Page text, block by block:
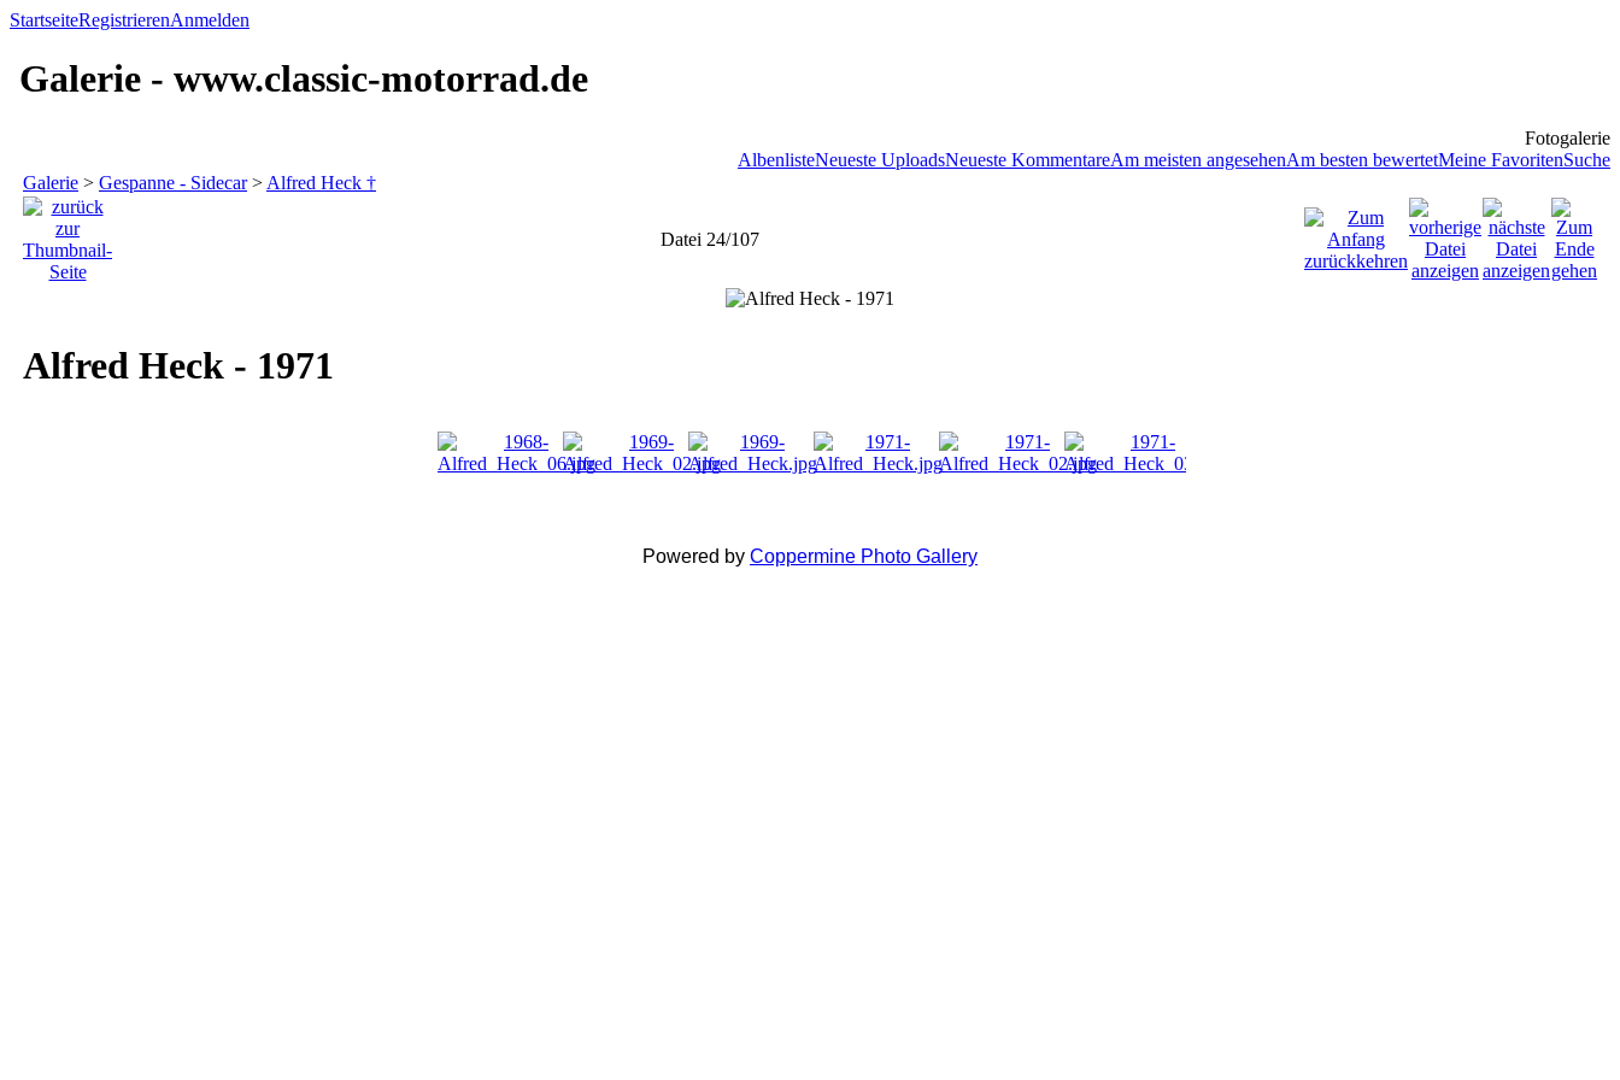
StartseiteRegistrierenAnmelden
Galerie - www.classic-motorrad.de
Fotogalerie
AlbenlisteNeueste UploadsNeueste KommentareAm meisten angesehenAm besten bewertetMeine FavoritenSuche
Galerie > Gespanne - Sidecar> Alfred Heck †
Datei 24/107
Alfred Heck - 1971
Powered by Coppermine Photo Gallery